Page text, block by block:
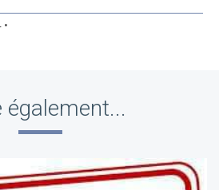
également...